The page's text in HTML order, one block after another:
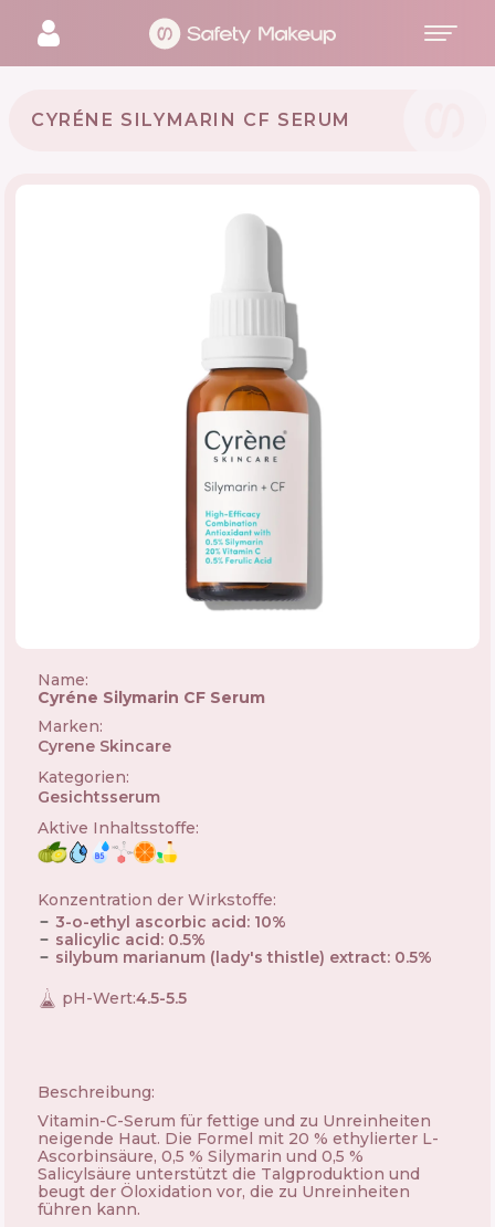
CYRÉNE SILYMARIN CF SERUM
Name:
Cyréne Silymarin CF Serum
Marken:
Cyrene Skincare
Kategorien:
Gesichtsserum
Aktive Inhaltsstoffe:
Konzentration der Wirkstoffe:
3-o-ethyl ascorbic acid: 10%
salicylic acid: 0.5%
silybum marianum (lady's thistle) extract: 0.5%
pH-Wert:4.5-5.5
Beschreibung:
Vitamin-C-Serum für fettige und zu Unreinheiten
neigende Haut. Die Formel mit 20 % ethylierter L-
Ascorbinsäure, 0,5 % Silymarin und 0,5 %
Salicylsäure unterstützt die Talgproduktion und
beugt der Öloxidation vor, die zu Unreinheiten
führen kann.